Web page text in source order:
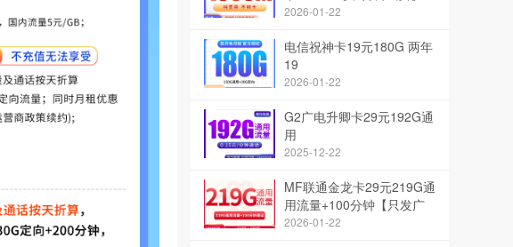
2026-01-22
电信祝神卡19元180G 两年
19
2026-01-22
G2广电升卿卡29元192G通
用
2025-12-22
MF联通金龙卡29元219G通
用流量+100分钟【只发广
西】
2026-01-22